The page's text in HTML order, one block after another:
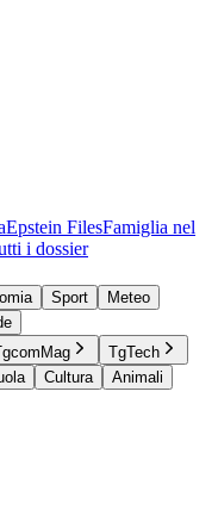
Epstein FilesFamiglia nel
i dossier
Sport
Meteo
TgTech
Cultura
Animali